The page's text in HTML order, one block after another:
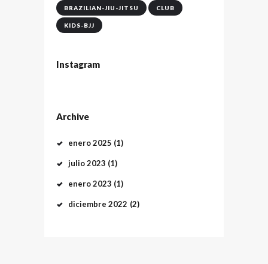
BRAZILIAN-JIU-JITSU CLUB
KIDS-BJJ
Instagram
Archive
enero2025 (1)
julio2023 (1)
enero2023 (1)
diciembre2022 (2)